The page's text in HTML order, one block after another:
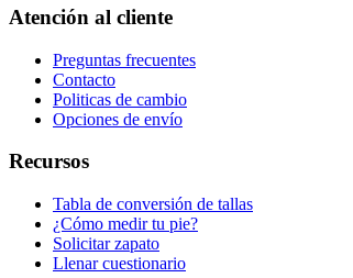
Atención al cliente
Preguntas frecuentes
Contacto
Politicas de cambio
Opciones de envío
Recursos
Tabla de conversión de tallas
¿Cómo medir tu pie?
Solicitar zapato
Llenar cuestionario